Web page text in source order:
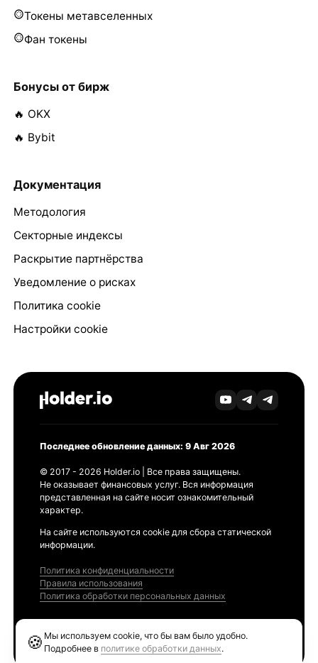
Токены метавселенных
Фан токены
Бонусы от бирж
🔥 OKX
🔥 Bybit
Документация
Методология
Секторные индексы
Раскрытие партнёрства
Уведомление о рисках
Политика cookie
Настройки cookie
Последнее обновление данных: 9 Авг 2026
© 2017 - 2026 Holder.io | Все права защищены.
Не оказывает финансовых услуг. Вся информация
представленная на сайте носит ознакомительный
характер.
На сайте используются cookie для сбора статической
информации.
Политика конфиденциальности
Правила использования
Политика обработки персональных данных
🍪 Мы используем cookie, что бы вам было удобно.
Подробнее в политике обработки данных.
Ethereum GAS Tracker